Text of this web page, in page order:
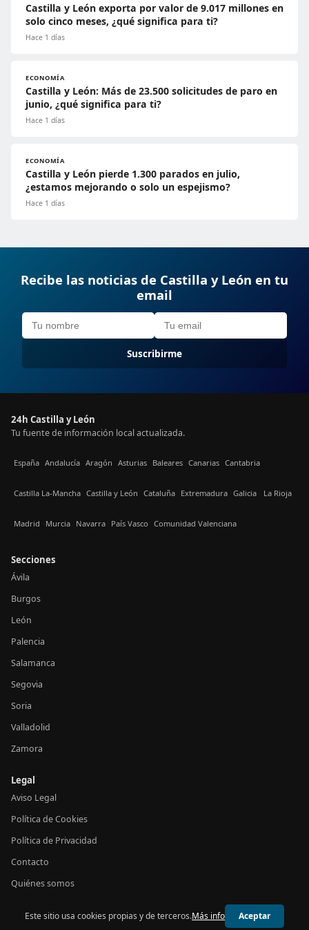
Castilla y León exporta por valor de 9.017 millones en
solo cinco meses, ¿qué significa para ti?
Hace 1 días
ECONOMÍA
Castilla y León: Más de 23.500 solicitudes de paro en
junio, ¿qué significa para ti?
Hace 1 días
ECONOMÍA
Castilla y León pierde 1.300 parados en julio,
¿estamos mejorando o solo un espejismo?
Hace 1 días
Recibe las noticias de Castilla y León en tu
email
Suscribirme
24h Castilla y León
Tu fuente de información local actualizada.
España Andalucía Aragón Asturias Baleares Canarias Cantabria
Castilla La-Mancha Castilla y León Cataluña Extremadura Galicia La Rioja
Madrid Murcia Navarra País Vasco Comunidad Valenciana
Secciones
Ávila
Burgos
León
Palencia
Salamanca
Segovia
Soria
Valladolid
Zamora
Legal
Aviso Legal
Política de Cookies
Política de Privacidad
Contacto
Quiénes somos
© 2026 24h Castilla y León
Este sitio usa cookies propias y de terceros.Más info Aceptar